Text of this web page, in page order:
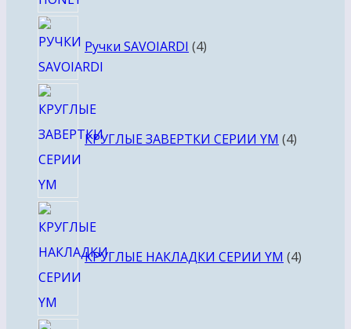
Ручки SAVOIARDI 4товара
КРУГЛЫЕ ЗАВЕРТКИ СЕРИИ YM 4
КРУГЛЫЕ НАКЛАДКИ СЕРИИ YM 4